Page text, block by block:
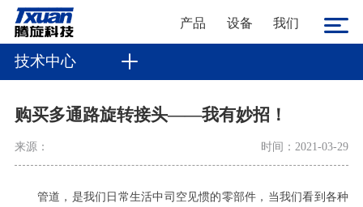
产品 设备 我们
技术中心
购买多通路旋转接头——我有妙招！
来源： 时间：2021-03-29
管道，是我们日常生活中司空见惯的零部件，当我们看到各种